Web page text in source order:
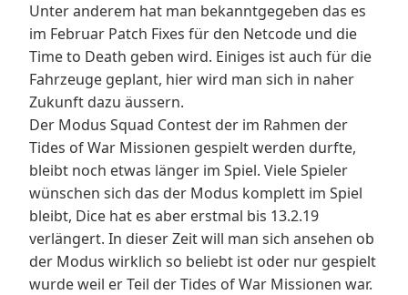
Unter anderem hat man bekanntgegeben das es
im Februar Patch Fixes für den Netcode und die
Time to Death geben wird. Einiges ist auch für die
Fahrzeuge geplant, hier wird man sich in naher
Zukunft dazu äussern.
Der Modus Squad Contest der im Rahmen der
Tides of War Missionen gespielt werden durfte,
bleibt noch etwas länger im Spiel. Viele Spieler
wünschen sich das der Modus komplett im Spiel
bleibt, Dice hat es aber erstmal bis 13.2.19
verlängert. In dieser Zeit will man sich ansehen ob
der Modus wirklich so beliebt ist oder nur gespielt
wurde weil er Teil der Tides of War Missionen war.